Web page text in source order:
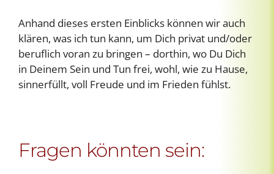
Anhand dieses ersten Einblicks können wir auch
klären, was ich tun kann, um Dich privat und/oder
beruflich voran zu bringen – dorthin, wo Du Dich
in Deinem Sein und Tun frei, wohl, wie zu Hause,
sinnerfüllt, voll Freude und im Frieden fühlst.
Fragen könnten sein: